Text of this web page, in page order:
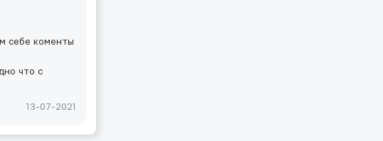
себе коменты
что с
13-07-2021